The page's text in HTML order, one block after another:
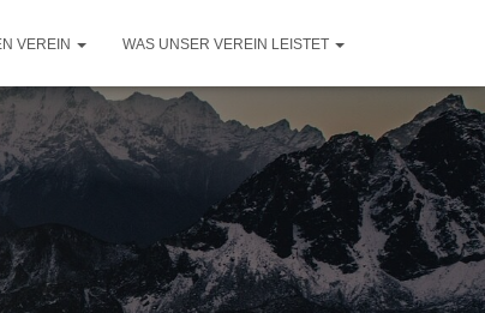
VEREIN WAS UNSER VEREIN LEISTET